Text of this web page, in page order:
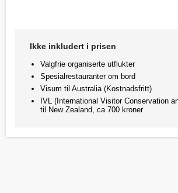
Ikke inkludert i prisen
Valgfrie organiserte utflukter
Spesialrestauranter om bord
Visum til Australia (Kostnadsfritt)
IVL (International Visitor Conservation
til New Zealand, ca 700 kroner